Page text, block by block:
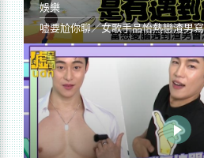
娛樂
噓要尬你聊／女歌手品怡熱戀渣男